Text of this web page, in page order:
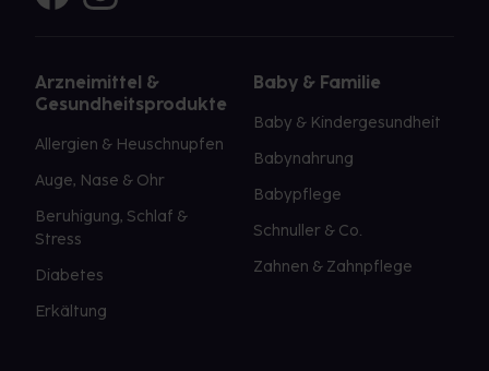
Arzneimittel &
Gesundheitsprodukte
Allergien & Heuschnupfen
Auge, Nase & Ohr
Beruhigung, Schlaf &
Stress
Diabetes
Erkältung
Baby & Familie
Baby & Kindergesundheit
Babynahrung
Babypflege
Schnuller & Co.
Zahnen & Zahnpflege